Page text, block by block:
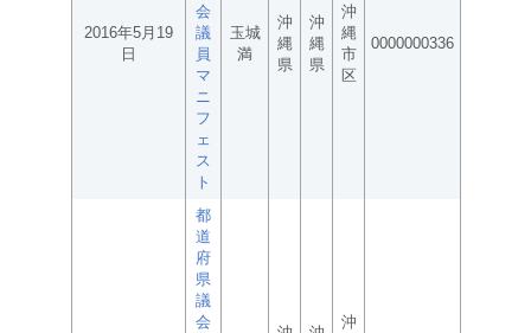
2016年5月19
日
会
議
員
マ
ニ
フ
ェ
ス
ト
玉城
満
沖
縄
県
沖
縄
県
沖
縄
市
区
0000000336
都
道
府
県
議
会
沖